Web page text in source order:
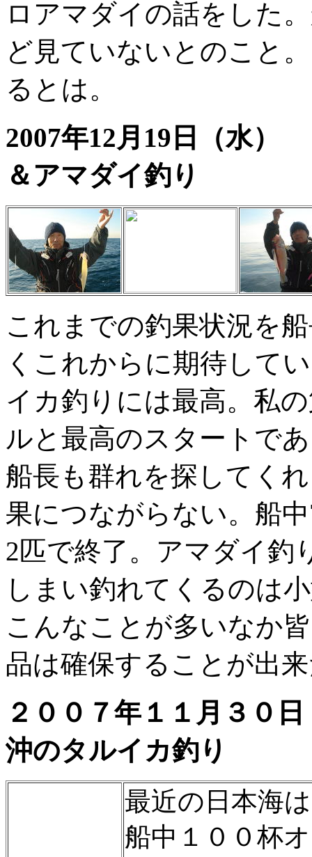
ロアマダイの話をした
ど見ていないとのこと
るとは。
2007年12月19日
＆アマダイ釣
これまでの釣果状況を
くこれからに期待して
イカ釣りには最高。私
ルと最高のスタートで
船長も群れを探してく
果につながらない。船
2匹で終了。アマダイ釣
しまい釣れてくるのは
こんなことが多いなか
品は確保することが出
２００７年１１
沖のタルイカ釣
最近の日本海
船中１００杯